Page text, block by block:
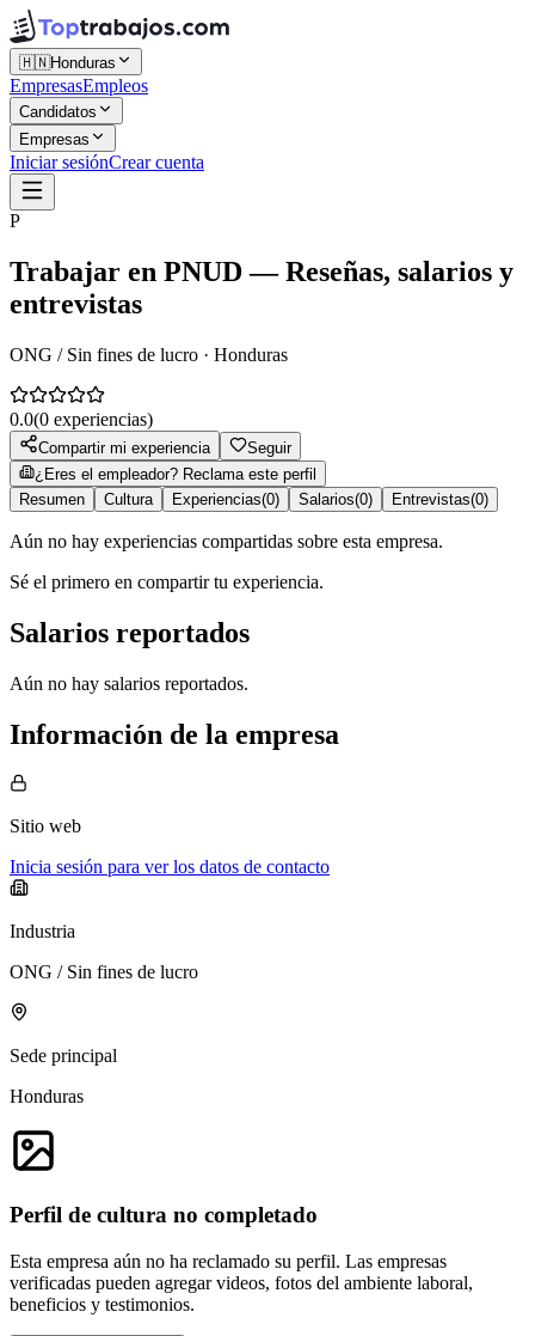
🇭🇳Honduras
EmpresasEmpleos
Candidatos
Empresas
Iniciar sesiónCrear cuenta
P
Trabajar en PNUD— Reseñas, salarios y
entrevistas
ONG / Sin fines de lucro · Honduras
0.0(0 experiencias)
Compartir mi experiencia
Seguir
¿Eres el empleador? Reclama este perfil
Resumen
Cultura Experiencias(0) Salarios(0) Entrevistas(0)
Aún no hay experiencias compartidas sobre esta empresa.
Sé el primero en compartir tu experiencia.
Salarios reportados
Aún no hay salarios reportados.
Información de la empresa
Sitio web
Inicia sesión para ver los datos de contacto
Industria
ONG / Sin fines de lucro
Sede principal
Honduras
Perfil de cultura no completado
Esta empresa aún no ha reclamado su perfil. Las empresas
verificadas pueden agregar videos, fotos del ambiente laboral,
beneficios y testimonios.